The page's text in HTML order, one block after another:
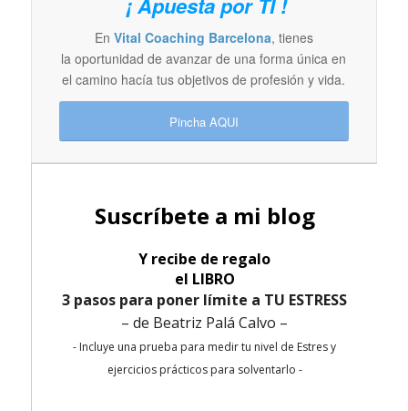
En Vital Coaching Barcelona, tienes
la oportunidad de avanzar de una forma única en
el camino hacía tus objetivos de profesión y vida.
Pincha AQUI